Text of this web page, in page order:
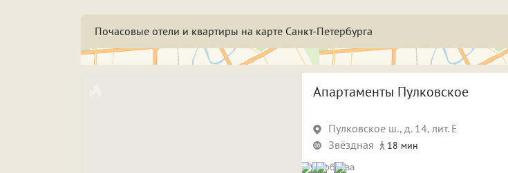
Срок аренды На двое суток На трое суток
3 часа
4 часа
На ночь
Почасовые отели и квартиры на карте Санкт-Петербурга
Апартаменты Пулковское
Пулковское ш., д. 14, лит. Е
Звёздная
18 мин
Удобства